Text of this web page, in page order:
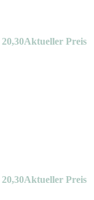
20,30Aktueller Preis
20,30Aktueller Preis